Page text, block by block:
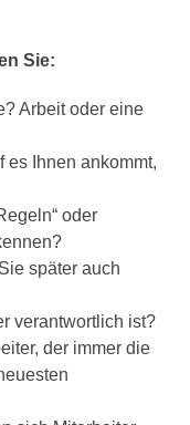
Sie:
Arbeit oder eine
es Ihnen ankommt,
oder
später auch
verantwortlich ist?
der immer die